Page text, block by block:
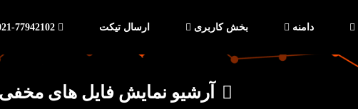
دامنه بخش کاربری ارسال تیکت
آرشیو نمایش فایل های مخفی